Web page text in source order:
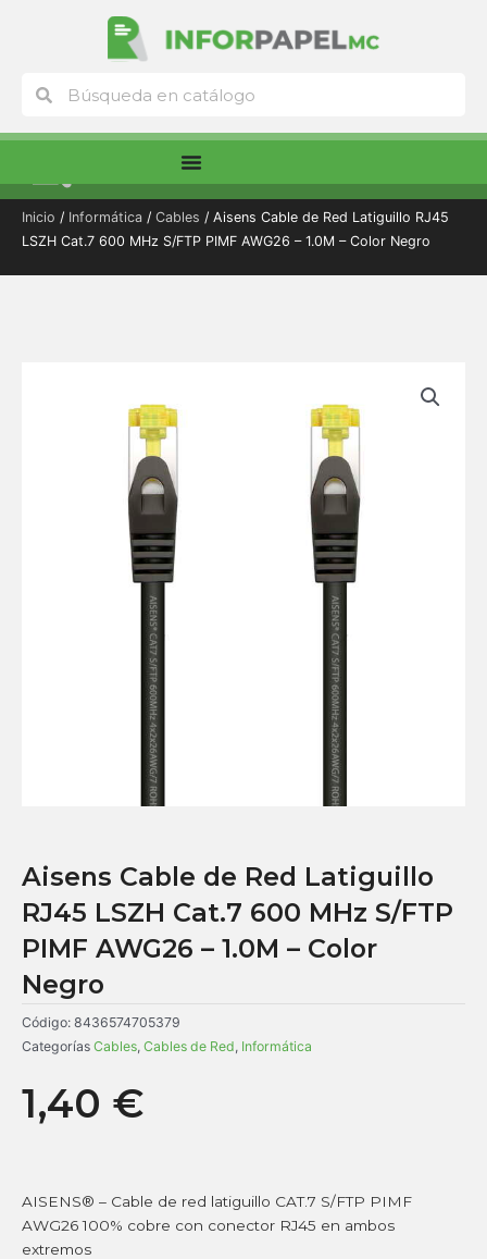
Buscar
Inicio / Informática / Cables / Aisens Cable de Red Latiguillo RJ45
LSZH Cat.7 600 MHz S/FTP PIMF AWG26 – 1.0M – Color Negro
Aisens Cable de Red Latiguillo
RJ45 LSZH Cat.7 600 MHz S/FTP
PIMF AWG26 – 1.0M – Color
Negro
Código: 8436574705379
Categorías Cables, Cables de Red, Informática
1,40 €
AISENS® – Cable de red latiguillo CAT.7 S/FTP PIMF
AWG26 100% cobre con conector RJ45 en ambos
extremos